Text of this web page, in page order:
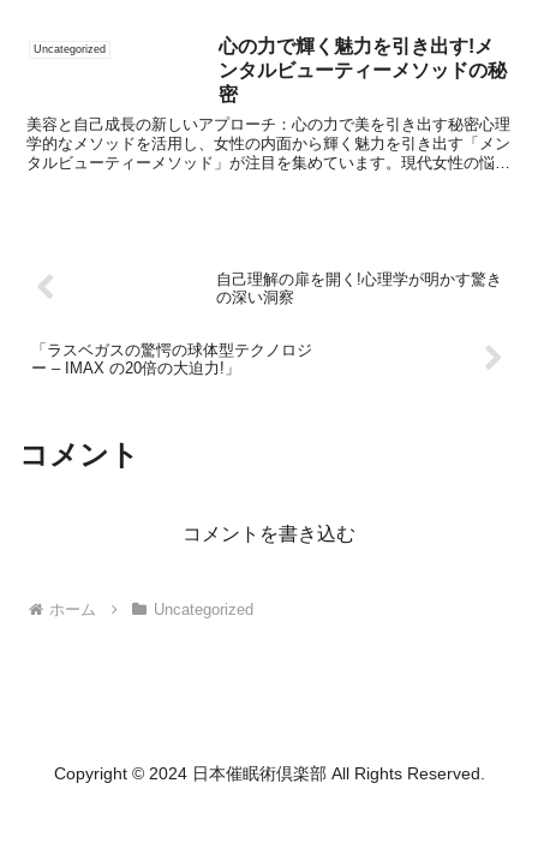
度と共感覚(伝授)ダヴィンチの共感覚モー
ツァルトの共感覚超大...
Uncategorized
心の力で輝く魅力を引き出す!メ
ンタルビューティーメソッドの秘
密
美容と自己成長の新しいアプローチ：心の力で美を引き出す秘密心理
学的なメソッドを活用し、女性の内面から輝く魅力を引き出す「メン
タルビューティーメソッド」が注目を集めています。現代女性の悩み
自己理解の扉を開く!心理学が明かす驚き
の深い洞察
「ラスベガスの驚愕の球体型テクノロジ
ー – IMAX の20倍の大迫力!」
コメント
コメントを書き込む
ホーム Uncategorized
Copyright © 2024 日本催眠術倶楽部 All Rights Reserved.